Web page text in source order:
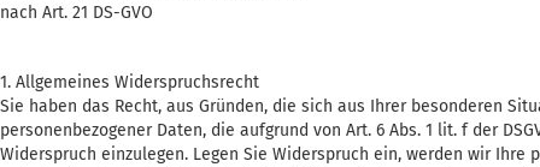
nach Art. 21 DS-GVO
1. Allgemeines Widerspruchsrecht
Sie haben das Recht, aus Gründen, die sich aus Ihrer besonderen
personenbezogener Daten, die aufgrund von Art. 6 Abs. 1 lit. f der
Widerspruch einzulegen. Legen Sie Widerspruch ein, werden wir